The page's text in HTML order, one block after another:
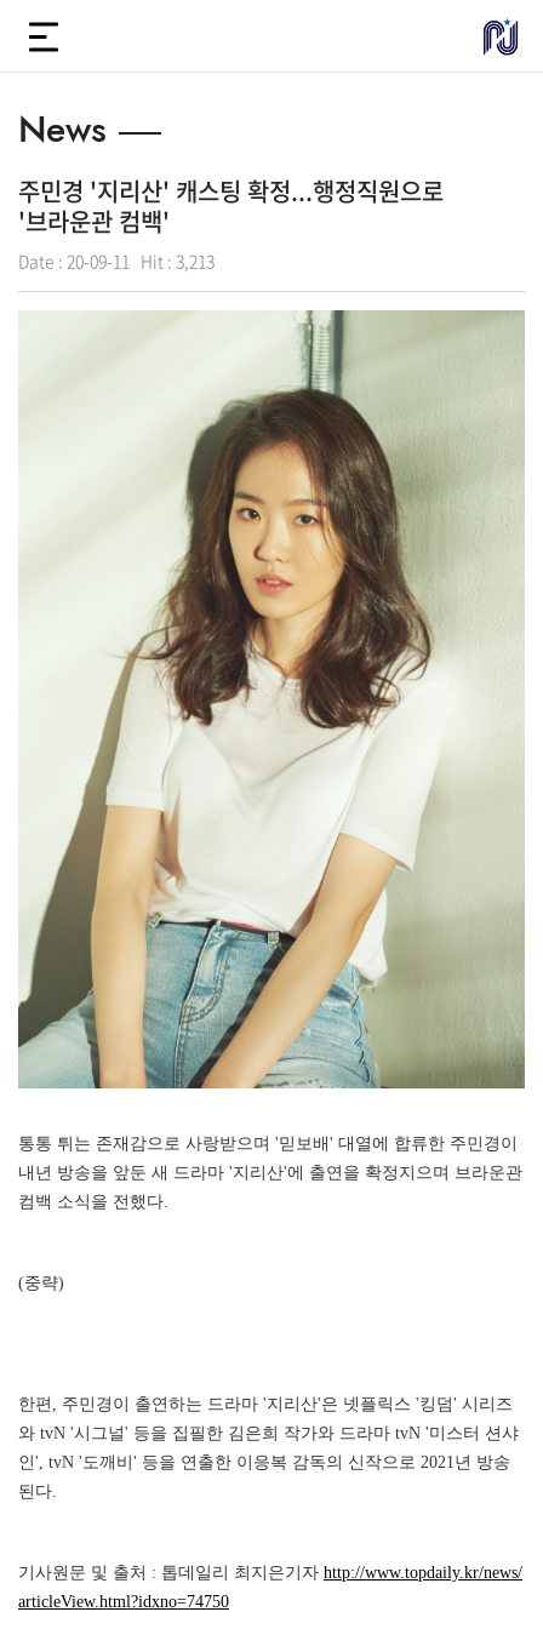
News
주민경 '지리산' 캐스팅 확정...행정직원으로
'브라운관 컴백'
Date : 20-09-11 Hit : 3,213
통통 튀는 존재감으로 사랑받으며 '믿보배' 대열에 합류한 주민경이
내년 방송을 앞둔 새 드라마 '지리산'에 출연을 확정지으며 브라운관
컴백 소식을 전했다.
(중략)
한편, 주민경이 출연하는 드라마 '지리산'은 넷플릭스 '킹덤' 시리즈
와 tvN '시그널' 등을 집필한 김은희 작가와 드라마 tvN '미스터 션샤
인', tvN '도깨비' 등을 연출한 이응복 감독의 신작으로 2021년 방송
된다.
기사원문 및 출처 : 톱데일리 최지은기자 http://www.topdaily.kr/news/
articleView.html?idxno=74750